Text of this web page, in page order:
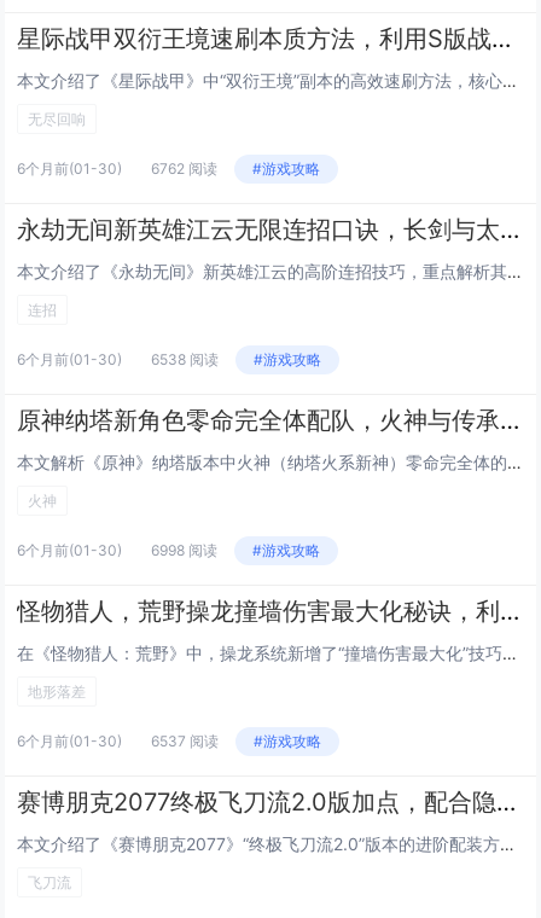
星际战甲双衍王境速刷本质方法，利用S版战甲单刷无尽回响循环效率提升300%
本文介绍了《星际战甲》中“双衍王境”副本的高效速刷方法，核心在于使用S系（Sentient）战甲进行单人无尽回响循环，该策略通过精准利用S系战甲的高生存能力、群体控制与快速清怪机制（如Nidus的寄生、Hydroid的潮汐涌流或Wukong...
无尽回响
6个月前(01-30) 6762 阅读 #游戏攻略
永劫无间新英雄江云无限连招口诀，长剑与太刀切换取消后摇的实战combo
本文介绍了《永劫无间》新英雄江云的高阶连招技巧，重点解析其长剑与太刀双武器切换取消后摇的核心机制，通过精准的武器切换时机（如长剑重击后接太刀轻击、或太刀升龙后瞬切长剑），可无缝衔接技能、规避硬直，实现流畅无限连招，文中还提供了实用口诀，如“...
连招
6个月前(01-30) 6538 阅读 #游戏攻略
原神纳塔新角色零命完全体配队，火神与传承机制叠加的深渊满星阵容解析
本文解析《原神》纳塔版本中火神（纳塔火系新神）零命完全体的配队思路与深渊满星实战策略，重点围绕“火神+传承机制”双核驱动展开：火神凭借高倍率普攻、稳定后台火附着及元素爆发增益，配合纳塔特有的“传承”机制（如角色登场时继承前一位角色的部分bu...
火神
6个月前(01-30) 6998 阅读 #游戏攻略
怪物猎人，荒野操龙撞墙伤害最大化秘诀，利用地形落差实现连续撞墙三次的技巧
在《怪物猎人：荒野》中，操龙系统新增了“撞墙伤害最大化”技巧：通过精准操控飞龙，利用地形高低差（如悬崖、断壁或阶梯状岩层）制造连续三次撞墙机会，具体操作是先骑乘飞龙高速俯冲接近垂直岩壁，在即将触壁瞬间微调方向使龙首撞击墙面，借助反弹力跃起后...
地形落差
6个月前(01-30) 6537 阅读 #游戏攻略
赛博朋克2077终极飞刀流2.0版加点，配合隐藏协议DLC新义体的秒杀流配装
本文介绍了《赛博朋克2077》“终极飞刀流2.0”版本的进阶配装方案，专为配合“往日之影”DLC新增的隐藏协议义体系统优化，该流派以高暴击、瞬杀为核心，主加冷兵器（尤其飞刀专精）、潜行与义体接口，关键技能包括“刀锋舞者”“致命投掷”及“静默...
飞刀流